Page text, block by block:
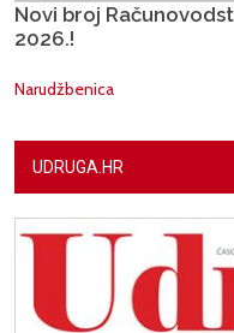
Novi broj
2026.!
Narudžbenica
UDRUGA.HR